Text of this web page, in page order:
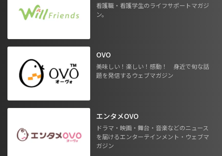
看護職・看護学生のライフサポートマガジ
ン。
OVO
美味しい！楽しい！感動！ 身近で旬な話
題を発信するウェブマガジン
エンタメOVO
ドラマ・映画・舞台・音楽などのニュース
を届けるエンターテインメント・ウェブマ
ガジン